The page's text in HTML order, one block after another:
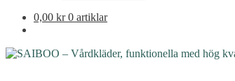
0,00 kr 0 artiklar